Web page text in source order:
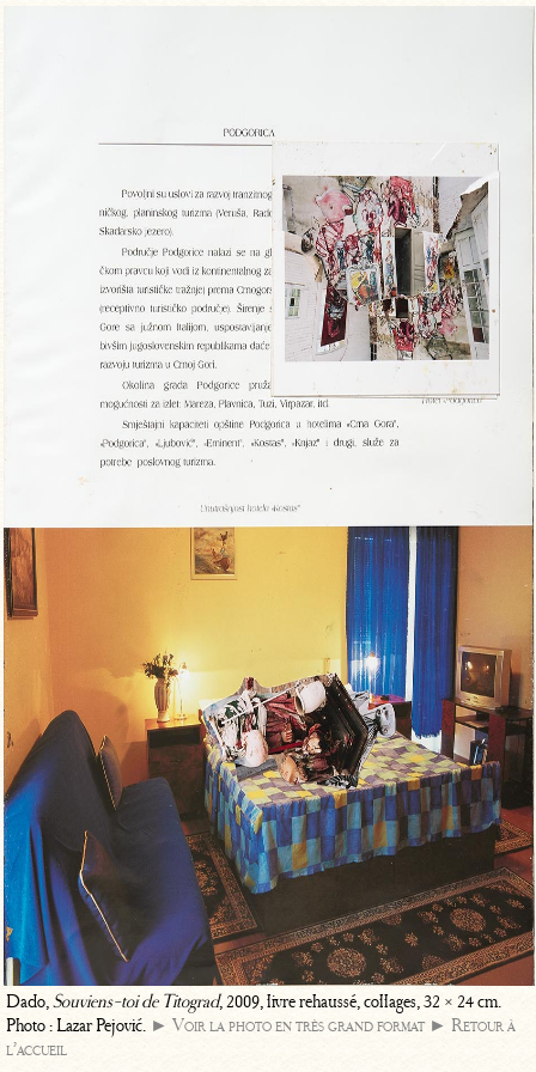
Dado,Souviens-toi de Titograd, 2009, livre rehaussé, collages, 32 × 24 cm.
Photo : Lazar Pejović. ► Voir la photo en très grand format ► Retour à
l’accueil